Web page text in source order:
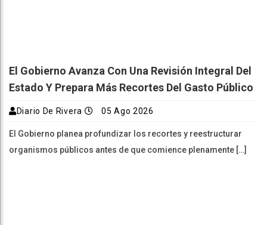
El Gobierno Avanza Con Una Revisión Integral Del
Estado Y Prepara Más Recortes Del Gasto Público
Diario De Rivera 05 Ago 2026
El Gobierno planea profundizar los recortes y reestructurar
organismos públicos antes de que comience plenamente […]